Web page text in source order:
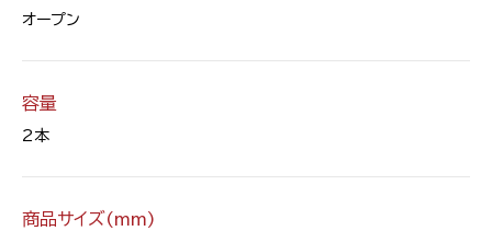
オープン
容量
2本
商品サイズ(mm)